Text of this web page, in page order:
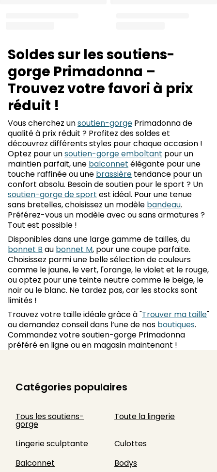
Soldes sur les soutiens-
gorge Primadonna –
Trouvez votre favori à prix
réduit !
Vous cherchez unsoutien-gorge Primadonna de
qualité à prix réduit ? Profitez des soldes et
découvrez différents styles pour chaque occasion !
Optez pour unsoutien-gorge emboîtant pour un
maintien parfait, une balconnet élégante pour une
touche raffinée ou une brassière tendance pour un
confort absolu. Besoin de soutien pour le sport ? Un
soutien-gorge de sport est idéal. Pour une tenue
sans bretelles, choisissez un modèle bandeau.
Préférez-vous un modèle avec ou sans armatures ?
Tout est possible !
Disponibles dans une large gamme de tailles, du
bonnet B au bonnet M, pour une coupe parfaite.
Choisissez parmi une belle sélection de couleurs
comme le jaune, le vert, l'orange, le violet et le rouge,
ou optez pour une teinte neutre comme le beige, le
noir ou le blanc. Ne tardez pas, car les stocks sont
limités !
Trouvez votre taille idéale grâce à "Trouver ma taille"
ou demandez conseil dans l’une de nos boutiques.
Commandez votre soutien-gorge Primadonna
préféré en ligne ou en magasin maintenant !
Catégories populaires
Tous les soutiens-
gorge
Toute la lingerie
Lingerie sculptante
Culottes
Balconnet
Bodys